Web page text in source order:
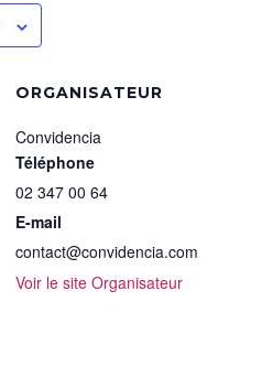
ORGANISATEUR
Convidencia
Téléphone
02 347 00 64
E-mail
contact@convidencia.com
Voir le site Organisateur